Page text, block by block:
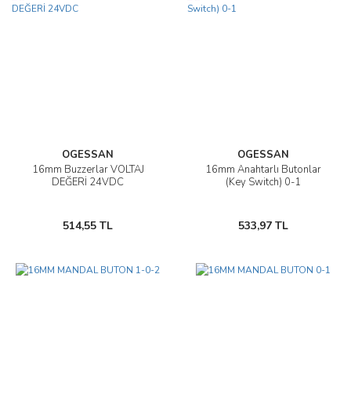
OGESSAN
16mm Buzzerlar VOLTAJ
DEĞERİ 24VDC
514,55 TL
OGESSAN
16mm Anahtarlı Butonlar
(Key Switch) 0-1
533,97 TL